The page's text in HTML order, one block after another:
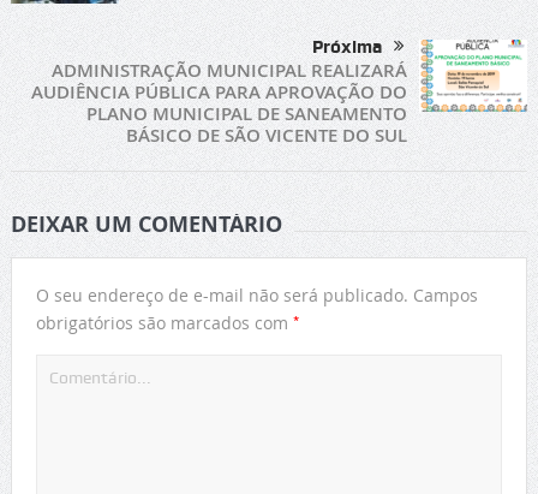
Próxima
ADMINISTRAÇÃO MUNICIPAL REALIZARÁ
AUDIÊNCIA PÚBLICA PARA APROVAÇÃO DO
PLANO MUNICIPAL DE SANEAMENTO
BÁSICO DE SÃO VICENTE DO SUL
DEIXAR UM COMENTÁRIO
O seu endereço de e-mail não será publicado. Campos
obrigatórios são marcados com *